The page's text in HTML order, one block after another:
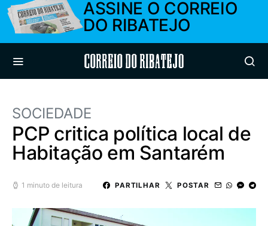
ASSINE O CORREIO
DO RIBATEJO
Correio do Ribatejo
SOCIEDADE
PCP critica política local de
Habitação em Santarém
1 minuto de leitura PARTILHAR POSTAR